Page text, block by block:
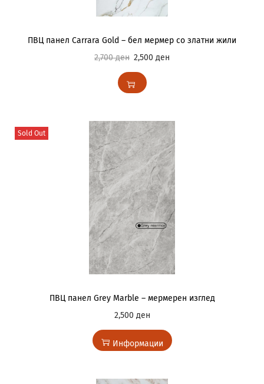
ПВЦ панел Carrara Gold – бел мермер со златни жили
2,700ден 2,500 ден
Sold Out
ПВЦ панел Grey Marble – мермерен изглед
2,500 ден
Информации